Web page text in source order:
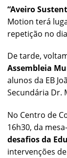
“Aveiro
Motion terá
repetição no
De tarde,
Assembleia
alunos da EB
Secundária Dr.
No Centro de
16h30, da
desafios da
intervenções